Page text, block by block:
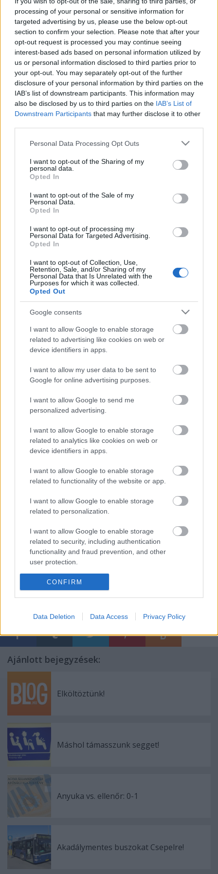
processing of your personal or sensitive information for
targeted advertising by us, please use the below opt-out
section to confirm your selection. Please note that after your
opt-out request is processed you may continue seeing
interest-based ads based on personal information utilized by
us or personal information disclosed to third parties prior to
your opt-out. You may separately opt-out of the further
disclosure of your personal information by third parties on the
IAB’s list of downstream participants. This information may
also be disclosed by us to third parties on the IAB’s List of
Downstream Participants that may further disclose it to other
Please note that this website/app uses one or more Google
not limited to your visit or usage behaviour. You may click to
grant or deny consent to Google and its third-party tags to
use your data for below specified purposes in below Google
consent section.
Personal Data Processing Opt Outs
I want to opt-out of the Sharing of my
personal data.
Opted In
I want to opt-out of the Sale of my
Personal Data.
Opted In
I want to opt-out of processing my
Personal Data for Targeted Advertising.
Opted In
I want to opt-out of Collection, Use,
Retention, Sale, and/or Sharing of my
Personal Data that Is Unrelated with the
Purposes for which it was collected.
Opted Out
Google consents
I want to allow Google to enable storage
related to advertising like cookies on web or
device identifiers in apps.
I want to allow my user data to be sent to
Google for online advertising purposes.
I want to allow Google to send me
personalized advertising.
I want to allow Google to enable storage
related to analytics like cookies on web or
device identifiers in apps.
I want to allow Google to enable storage
related to functionality of the website or app.
I want to allow Google to enable storage
related to personalization.
I want to allow Google to enable storage
related to security, including authentication
functionality and fraud prevention, and other
user protection.
CONFIRM
Data Deletion Data Access Privacy Policy
válaszban az első ajtós felszállásra (három
utas), és a forgalom elterelésére
hivatkoznak. Én meg a korábban
felmutatott bérletemre, miután a
megszólalásomat nem vették jó néven,
mondván: miért náluk reklamálok...
Mindez szombaton du. 5 óra körül történik,
korántsem csúcsidőben. Hogy miért késnek
megvásárlásával előre kifizettem az
utazásom árát, joggal várom el, hogy időben
jöjjön a busz, troli, stb., és kulturáltan,
A BKV/BKK meg már beláthatná, hogy
SZOLGÁLTATNIA kell az utasnak a nem
kevés pénzéért, amit előre kifizet, akár jegy,
akár bérlet formájában. Hogy ezt miként
oldja meg, az az ő gondja, de kötelessége
megtenni, ahogy nekem is kötelességem a
BKV/BKK feltételeit betartani!
Sajnos, ez mostanság igencsak egyoldalúan
valósul meg, a korántsem egyenlő
erőviszonyok miatt! Az utas érdekeit
ugyanis senki sem képviseli, jogait is
folyamatosan nyírbálják, miközben egyre
több pénzt húznak ki a zsebéből!
Ez ugyanis sokkal egyszerűbb, mint
szembenézni a belső problémákkal,
hibákkal, amik sokszor nem anyagiakon
múlnak, hanem belső szervezésen,
odafigyelésen. "Fejétől bűzlik a hal" - tartja a
mondás; azt hiszem, ez a BKK-nál is
megállja a helyét. Mert lehet, hogy sok a
bliccelő, de sokan vagyunk, akik sok éve
bérlettel, becsületesen utazunk!
Ajánlott bejegyzések:
Elköltöztünk!
Máshol támasszunk segget!
Anyuka vs. ellenőr: 0-1
Akadálymentes buszokat Csepelre!